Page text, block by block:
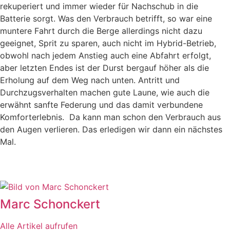
rekuperiert und immer wieder für Nachschub in die
Batterie sorgt. Was den Verbrauch betrifft, so war eine
muntere Fahrt durch die Berge allerdings nicht dazu
geeignet, Sprit zu sparen, auch nicht im Hybrid-Betrieb,
obwohl nach jedem Anstieg auch eine Abfahrt erfolgt,
aber letzten Endes ist der Durst bergauf höher als die
Erholung auf dem Weg nach unten. Antritt und
Durchzugsverhalten machen gute Laune, wie auch die
erwähnt sanfte Federung und das damit verbundene
Komforterlebnis. Da kann man schon den Verbrauch aus
den Augen verlieren. Das erledigen wir dann ein nächstes
Mal.
Marc Schonckert
Alle Artikel aufrufen